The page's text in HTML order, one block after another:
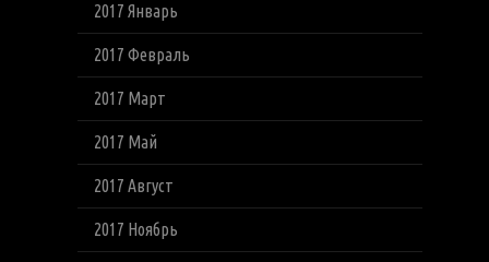
2017 Январь
2017 Февраль
2017 Март
2017 Май
2017 Август
2017 Ноябрь